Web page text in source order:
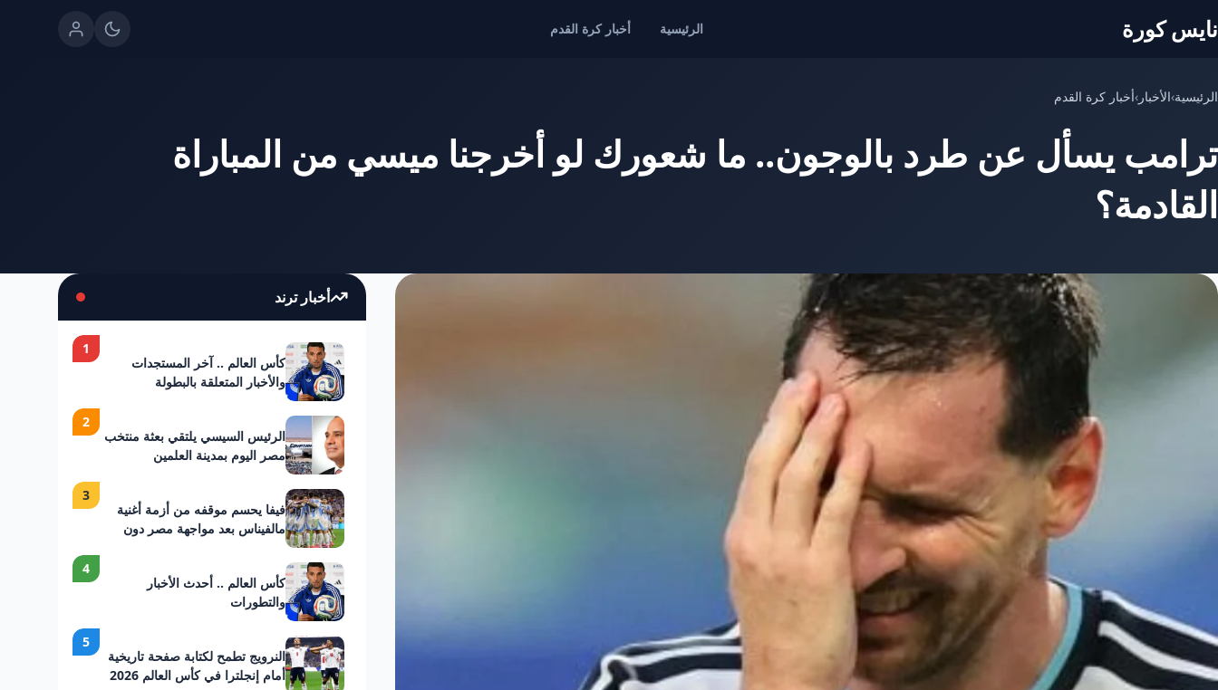
نايس كورة الرئيسية أخبار كرة القدم
الرئيسية›الأخبار ›أخبار كرة القدم
ترامب يسأل عن طرد بالوجون.. ما شعورك لو أخرجنا ميسي من المباراة
القادمة؟
أخبار ترند
كأس العالم .. آخر المستجدات
والأخبار المتعلقة بالبطولة
1
الرئيس السيسي يلتقي بعثة منتخب
مصر اليوم بمدينة العلمين
2
فيفا يحسم موقفه من أزمة أغنية
مالفيناس بعد مواجهة مصر دون
3
كأس العالم .. أحدث الأخبار
والتطورات
4
النرويج تطمح لكتابة صفحة تاريخية
أمام إنجلترا في كأس العالم 2026
5